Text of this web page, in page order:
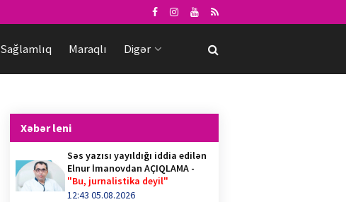
Sağlamlıq Maraqlı Digər
Xəbər leni
Səs yazısı yayıldığı iddia edilən
Elnur İmanovdan AÇIQLAMA -
"Bu, jurnalistika deyil"
12:43 05.08.2026